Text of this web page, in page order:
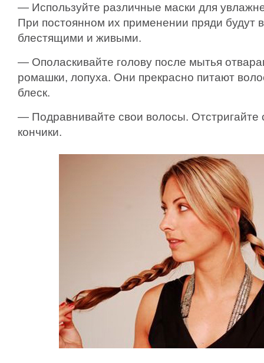
— Используйте различные маски для
При постоянном их применении пряди будут
блестящими и живыми.
— Ополаскивайте голову после мытья
ромашки, лопуха. Они прекрасно питают
блеск.
— Подравнивайте свои волосы.
кончики.